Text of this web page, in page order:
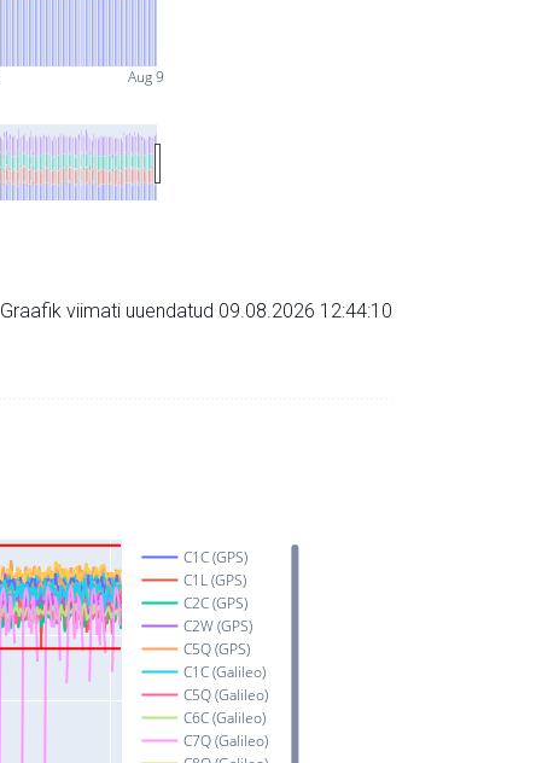
Aug 9
Graafik viimati uuendatud 09.08.2026 12:44:10
C1C (GPS)
C1L (GPS)
C2C (GPS)
C2W (GPS)
C5Q (GPS)
C1C (Galileo)
C5Q (Galileo)
C6C (Galileo)
C7Q (Galileo)